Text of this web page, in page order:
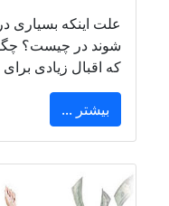
علت اینکه بسیاری
شوند در چیست؟
که اقبال زیادی
بیشتر ...